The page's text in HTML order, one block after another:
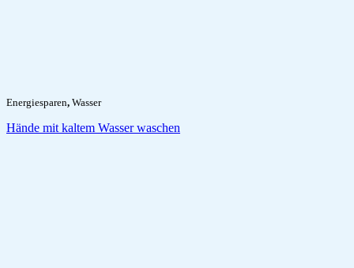
Energiesparen, Wasser
Hände mit kaltem Wasser waschen